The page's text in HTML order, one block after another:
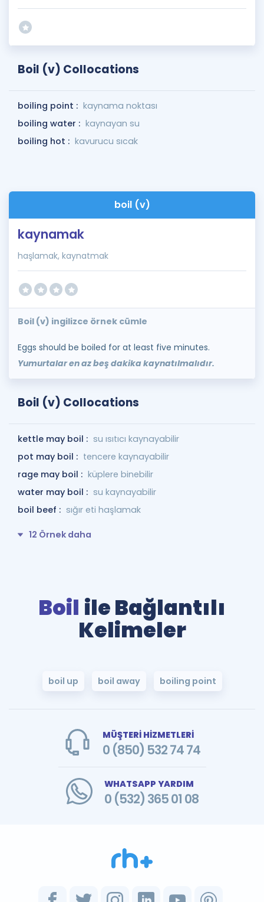
Boil (v) Collocations
boiling point : kaynama noktası
boiling water : kaynayan su
boiling hot : kavurucu sıcak
boil (v)
kaynamak
haşlamak, kaynatmak
Boil (v) ingilizce örnek cümle
Eggs should be boiled for at least five minutes.
Yumurtalar en az beş dakika kaynatılmalıdır.
Boil (v) Collocations
kettle may boil : su ısıtıcı kaynayabilir
pot may boil : tencere kaynayabilir
rage may boil : küplere binebilir
water may boil : su kaynayabilir
boil beef : sığır eti haşlamak
12 Örnek daha
Boil ile Bağlantılı
Kelimeler
boil up boil away boiling point
MÜŞTERİ HİZMETLERİ
0 (850) 532 74 74
WHATSAPP YARDIM
0 (532) 365 01 08